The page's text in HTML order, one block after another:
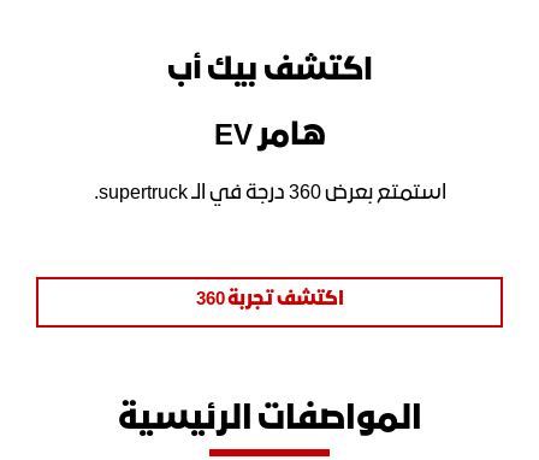
اكتشف بيك أب
هامر EV
استمتع بعرض 360 درجة في الـ supertruck.
اكتشف تجربة 360
المواصفات الرئيسية